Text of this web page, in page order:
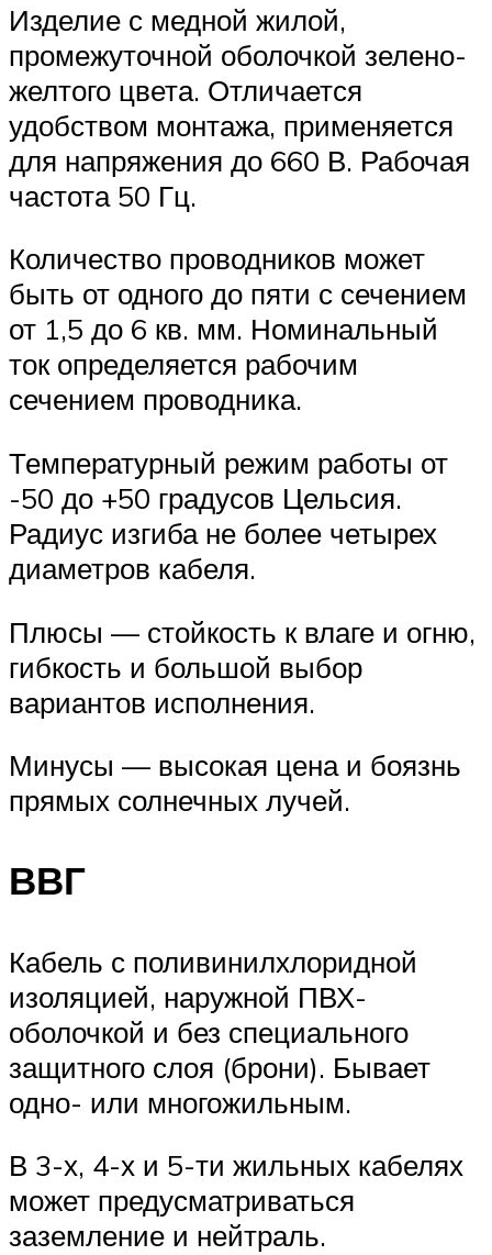
Изделие с медной жилой,
промежуточной оболочкой зелено-
желтого цвета. Отличается
удобством монтажа, применяется
для напряжения до 660 В. Рабочая
частота 50 Гц.
Количество проводников может
быть от одного до пяти с сечением
от 1,5 до 6 кв. мм. Номинальный
ток определяется рабочим
сечением проводника.
Температурный режим работы от
-50 до +50 градусов Цельсия.
Радиус изгиба не более четырех
диаметров кабеля.
Плюсы — стойкость к влаге и огню,
гибкость и большой выбор
вариантов исполнения.
Минусы — высокая цена и боязнь
прямых солнечных лучей.
ВВГ
Кабель с поливинилхлоридной
изоляцией, наружной ПВХ-
оболочкой и без специального
защитного слоя (брони). Бывает
одно- или многожильным.
В 3-х, 4-х и 5-ти жильных кабелях
может предусматриваться
заземление и нейтраль.